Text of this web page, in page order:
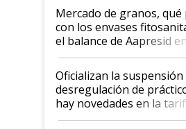
Mercado de granos, qué
con los envases
el balance de Aapresid en
Posta
Oficializan la suspensión
desregulación de
hay novedades en la
la hidrovía